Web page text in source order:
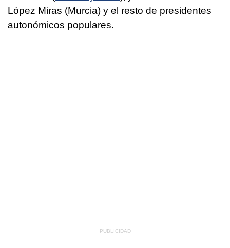
López Miras (Murcia) y el resto de presidentes
autonómicos populares.